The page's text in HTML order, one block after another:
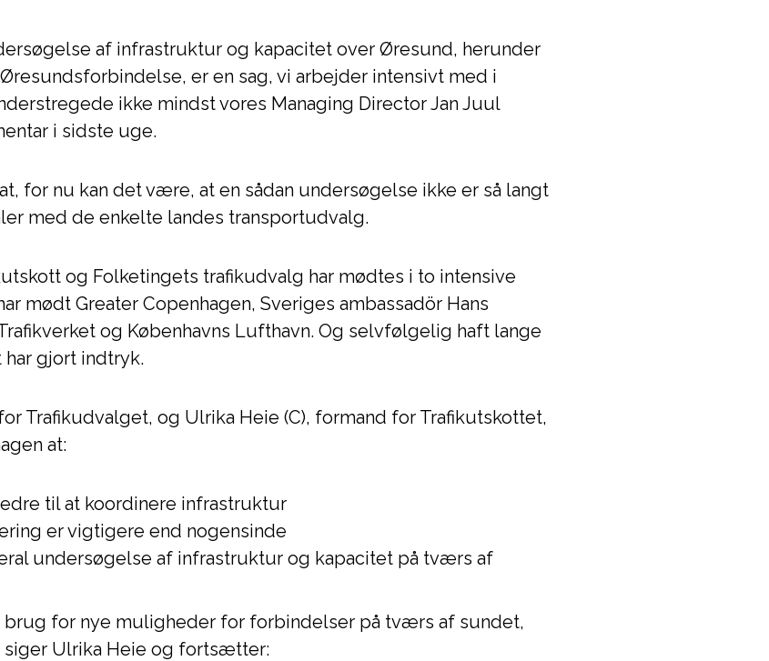
af infrastruktur og kapacitet over Øresund, herunder
er en sag, vi arbejder intensivt med i
ikke mindst vores Managing Director Jan Juul
i sidste uge.
for nu kan det være, at en sådan undersøgelse ikke er så langt
med de enkelte landes transportudvalg.
og Folketingets trafikudvalg har mødtes i to intensive
mødt Greater Copenhagen, Sveriges ambassadör Hans
og Københavns Lufthavn. Og selvfølgelig haft lange
har gjort indtryk.
Trafikudvalget, og Ulrika Heie (C), formand for Trafikutskottet,
at:
til at koordinere infrastruktur
er vigtigere end nogensinde
undersøgelse af infrastruktur og kapacitet på tværs af
brug for nye muligheder for forbindelser på tværs af sundet,
siger Ulrika Heie og fortsætter: